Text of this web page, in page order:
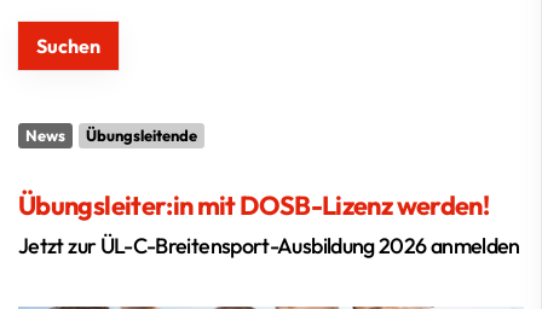
News Übungsleitende
Übungsleiter:in mit DOSB-Lizenz werden!
Jetzt zur ÜL-C-Breitensport-Ausbildung 2026 anmelden